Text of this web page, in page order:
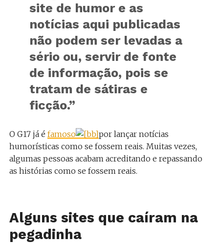
site de humor e as
notícias aqui publicadas
não podem ser levadas a
sério ou, servir de fonte
de informação, pois se
tratam de sátiras e
ficção.”
O G17 já é famoso
por lançar notícias
humorísticas como se fossem reais. Muitas vezes,
algumas pessoas acabam acreditando e repassando
as histórias como se fossem reais.
Alguns sites que caíram na
pegadinha